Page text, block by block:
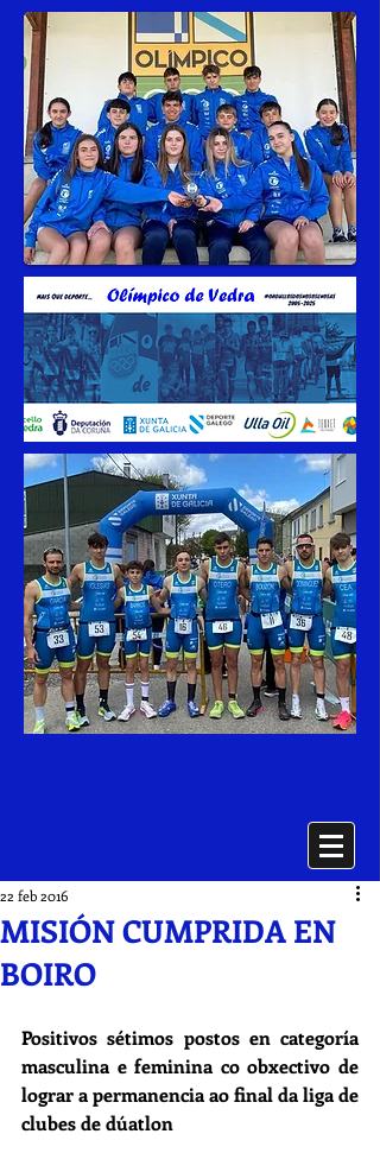
MISIÓN CUMPRIDA EN
BOIRO
22 feb 2016
Positivos sétimos postos en categoría
masculina e feminina co obxectivo de
lograr a permanencia ao final da liga de
clubes de dúatlon